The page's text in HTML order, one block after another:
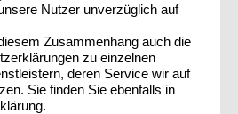
Nutzer unverzüglich auf
Zusammenhang auch die
zu einzelnen
deren Service wir auf
Sie finden Sie ebenfalls in